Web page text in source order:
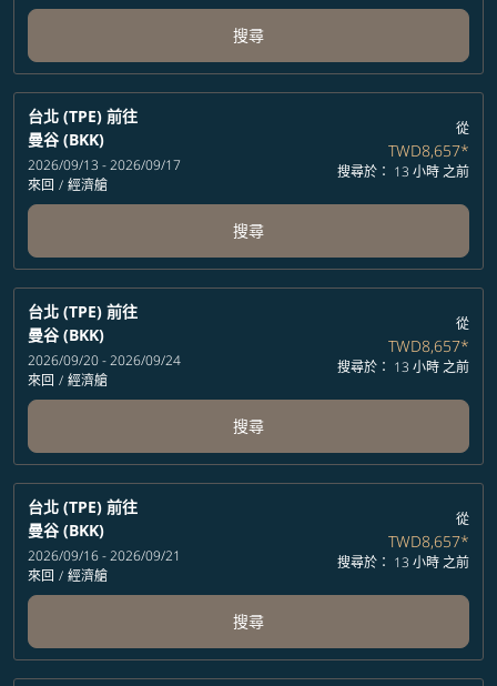
搜尋
台北 (TPE) 前往
曼谷 (BKK)
2026/09/13 - 2026/09/17
來回 / 經濟艙
從
TWD8,657*
搜尋於： 13 小時 之前
搜尋
台北 (TPE) 前往
曼谷 (BKK)
2026/09/20 - 2026/09/24
來回 / 經濟艙
從
TWD8,657*
搜尋於： 13 小時 之前
搜尋
台北 (TPE) 前往
曼谷 (BKK)
2026/09/16 - 2026/09/21
來回 / 經濟艙
從
TWD8,657*
搜尋於： 13 小時 之前
搜尋